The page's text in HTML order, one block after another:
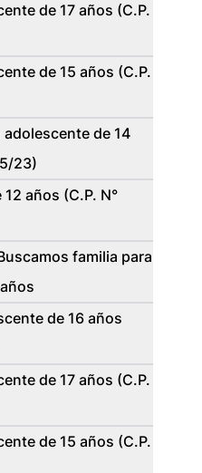
de 17 años (C.P.
de 15 años (C.P.
adolescente de 14
23)
años (C.P. N°
familia para
de 16 años
de 17 años (C.P.
de 15 años (C.P.